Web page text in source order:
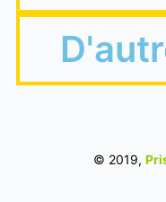
© 2019,